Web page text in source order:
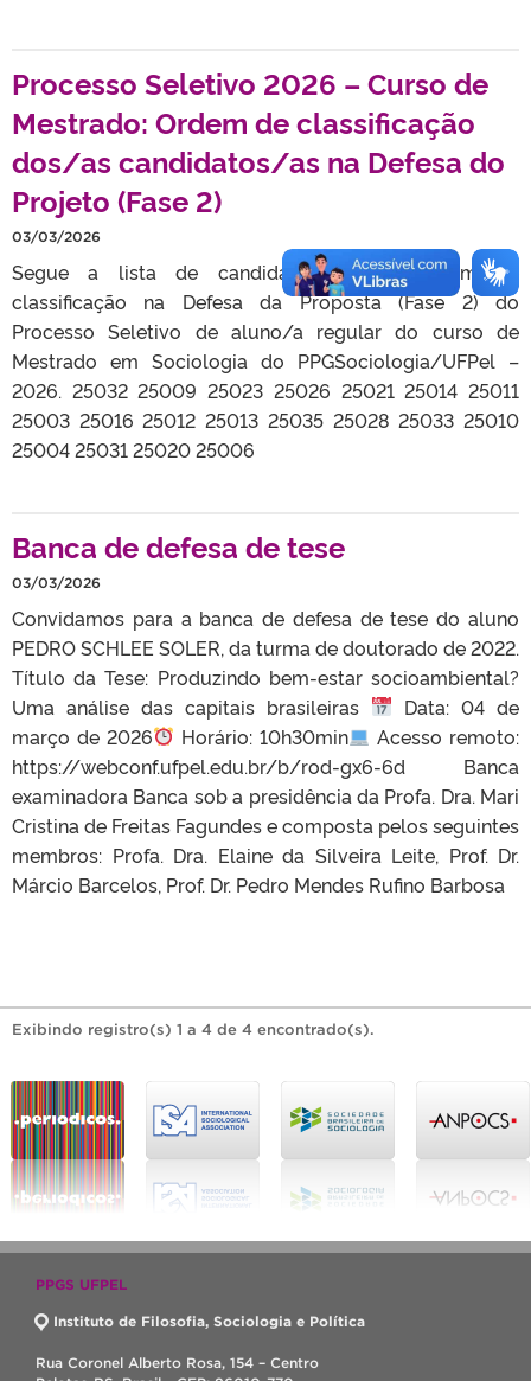
Processo Seletivo 2026 – Curso de
Mestrado: Ordem de classificação
dos/as candidatos/as na Defesa do
Projeto (Fase 2)
03/03/2026
Segue a lista de candidatos/as por ordem de
classificação na Defesa da Proposta (Fase 2) do
Processo Seletivo de aluno/a regular do curso de
Mestrado em Sociologia do PPGSociologia/UFPel –
2026. 25032 25009 25023 25026 25021 25014 25011
25003 25016 25012 25013 25035 25028 25033 25010
25004 25031 25020 25006
Banca de defesa de tese
03/03/2026
Convidamos para a banca de defesa de tese do aluno
PEDRO SCHLEE SOLER, da turma de doutorado de 2022.
Título da Tese: Produzindo bem-estar socioambiental?
Uma análise das capitais brasileiras
Data: 04 de
março de 2026
Horário: 10h30min
Acesso remoto:
https://webconf.ufpel.edu.br/b/rod-gx6-6d Banca
examinadora Banca sob a presidência da Profa. Dra. Mari
Cristina de Freitas Fagundes e composta pelos seguintes
membros: Profa. Dra. Elaine da Silveira Leite, Prof. Dr.
Márcio Barcelos, Prof. Dr. Pedro Mendes Rufino Barbosa
Exibindo registro(s) 1 a 4 de 4 encontrado(s).
PPGS UFPEL
Instituto de Filosofia, Sociologia e Política
Rua Coronel Alberto Rosa, 154 – Centro